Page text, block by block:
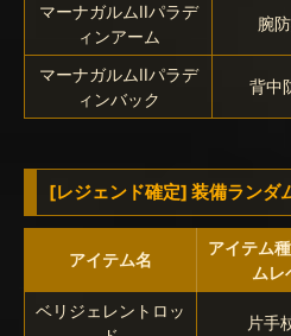
マーナガルムIIパラデ
ィンアーム
腕
マーナガルムIIパラデ
ィンバック
背中
[レジェンド確定] 装備ランダ
アイテム名
アイテム
ムレ
ベリジェレントロッ
片手